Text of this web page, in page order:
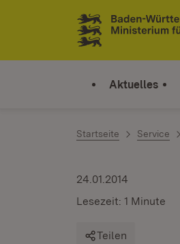
Zum Inhalt springen
Link zur Startseite
Aktuelles
Startseite Service
24.01.2014
Lesezeit: 1 Minute
Teilen